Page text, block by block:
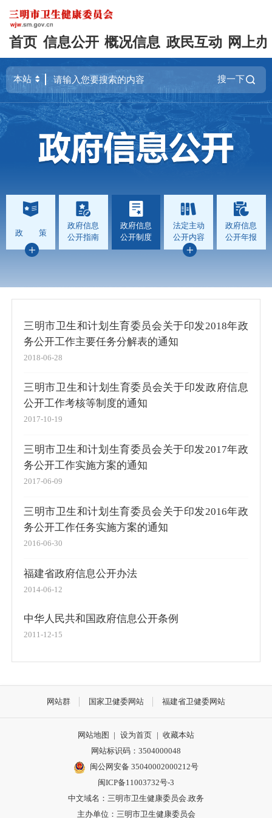
首页 信息公开 概况信息 政民互动 网上
搜一下
政 策
政府信息
公开指南
政府信息
公开制度
法定主动
公开内容
政府信息
公开年报
三明市卫生和计划生育委员会关于印发2018年政
务公开工作主要任务分解表的通知
2018-06-28
三明市卫生和计划生育委员会关于印发政府信息
公开工作考核等制度的通知
2017-10-19
三明市卫生和计划生育委员会关于印发2017年政
务公开工作实施方案的通知
2017-06-09
三明市卫生和计划生育委员会关于印发2016年政
务公开工作任务实施方案的通知
2016-06-30
福建省政府信息公开办法
2014-06-12
中华人民共和国政府信息公开条例
2011-12-15
网站群 国家卫健委网站 福建省卫健委网站
网站地图 | 设为首页 | 收藏本站
网站标识码：3504000048
闽公网安备 35040002000212号
闽ICP备11003732号-3
中文域名：三明市卫生健康委员会.政务
主办单位：三明市卫生健康委员会